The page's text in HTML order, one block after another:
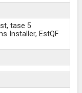
tase 5
Installer, EstQF